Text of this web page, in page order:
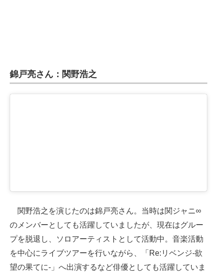
錦戸亮さん：関野浩之
関野浩之を演じたのは錦戸亮さん。当時は関ジャニ∞
のメンバーとしても活躍していましたが、現在はグルー
プを脱退し、ソロアーティストとして活動中。音楽活動
を中心にライブツアーを行いながら、「Re:リベンジ-欲
望の果てに-」へ出演するなど俳優としても活躍していま